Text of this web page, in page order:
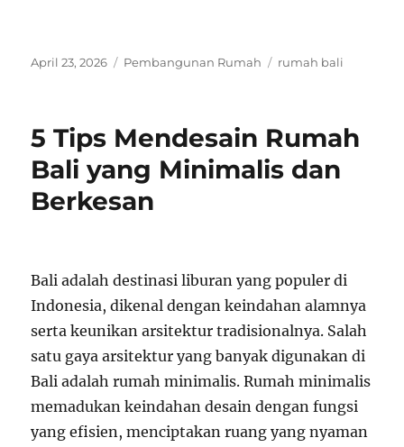
Posted
April 23, 2026 Categories
Pembangunan Rumah Tags
rumah bali
5 Tips Mendesain Rumah
Bali yang Minimalis dan
Berkesan
Bali adalah destinasi liburan yang populer di
Indonesia, dikenal dengan keindahan alamnya
serta keunikan arsitektur tradisionalnya. Salah
satu gaya arsitektur yang banyak digunakan di
Bali adalah rumah minimalis. Rumah minimalis
memadukan keindahan desain dengan fungsi
yang efisien, menciptakan ruang yang nyaman